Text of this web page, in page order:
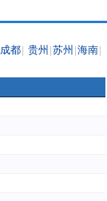
成都 贵州 苏州 海南